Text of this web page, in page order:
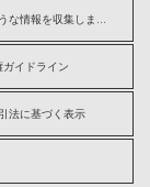
ガイドライン
法に基づく表示